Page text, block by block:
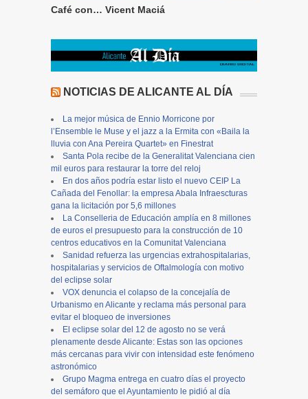
Café con… Vicent Maciá
NOTICIAS DE ALICANTE AL DÍA
La mejor música de Ennio Morricone por
l’Ensemble le Muse y el jazz a la Ermita con «Baila la
lluvia con Ana Pereira Quartet» en Finestrat
Santa Pola recibe de la Generalitat Valenciana cien
mil euros para restaurar la torre del reloj
En dos años podría estar listo el nuevo CEIP La
Cañada del Fenollar: la empresa Abala Infraescturas
gana la licitación por 5,6 millones
La Conselleria de Educación amplía en 8 millones
de euros el presupuesto para la construcción de 10
centros educativos en la Comunitat Valenciana
Sanidad refuerza las urgencias extrahospitalarias,
hospitalarias y servicios de Oftalmología con motivo
del eclipse solar
VOX denuncia el colapso de la concejalía de
Urbanismo en Alicante y reclama más personal para
evitar el bloqueo de inversiones
El eclipse solar del 12 de agosto no se verá
plenamente desde Alicante: Estas son las opciones
más cercanas para vivir con intensidad este fenómeno
astronómico
Grupo Magma entrega en cuatro días el proyecto
del semáforo que el Ayuntamiento le pidió al día